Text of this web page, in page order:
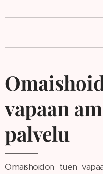
vapaan
palvelu
Omaishoidon tuen